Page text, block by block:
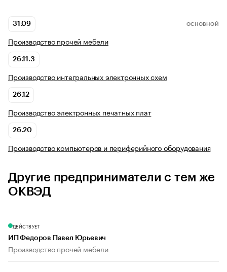
31.09 ОСНОВНОЙ
Производство прочей мебели
26.11.3
Производство интегральных электронных схем
26.12
Производство электронных печатных плат
26.20
Производство компьютеров и периферийного оборудования
Другие предприниматели с тем же
ОКВЭД
ДЕЙСТВУЕТ
ИП Федоров Павел Юрьевич
Производство прочей мебели